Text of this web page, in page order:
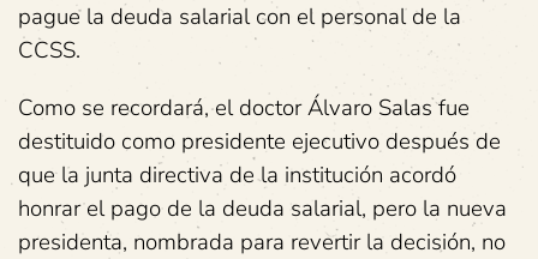
pague la deuda salarial con el personal de la
CCSS.
Como se recordará, el doctor Álvaro Salas fue
destituido como presidente ejecutivo después de
que la junta directiva de la institución acordó
honrar el pago de la deuda salarial, pero la nueva
presidenta, nombrada para revertir la decisión, no